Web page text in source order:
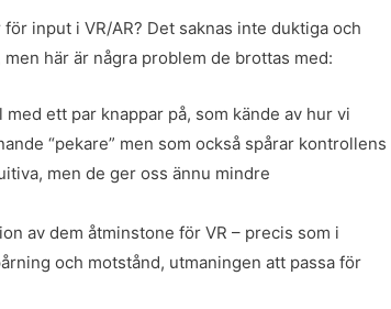
input i VR/AR? Det saknas inte duktiga och
här är några problem de brottas med:
ett par knappar på, som kände av hur vi
“pekare” men som också spårar kontrollens
men de ger oss ännu mindre
av dem åtminstone för VR – precis som i
och motstånd, utmaningen att passa för